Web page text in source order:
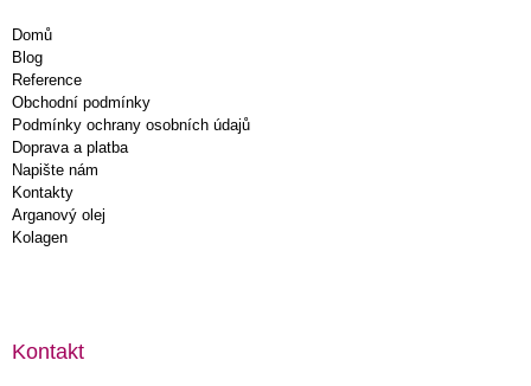
Domů
Blog
Reference
Obchodní podmínky
Podmínky ochrany osobních údajů
Doprava a platba
Napište nám
Kontakty
Arganový olej
Kolagen
Kontakt